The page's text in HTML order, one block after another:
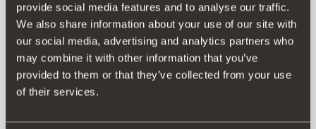
provide social media features and to analyse our traffic.
We also share information about your use of our site with
our social media, advertising and analytics partners who
may combine it with other information that you’ve
provided to them or that they’ve collected from your use
of their services.